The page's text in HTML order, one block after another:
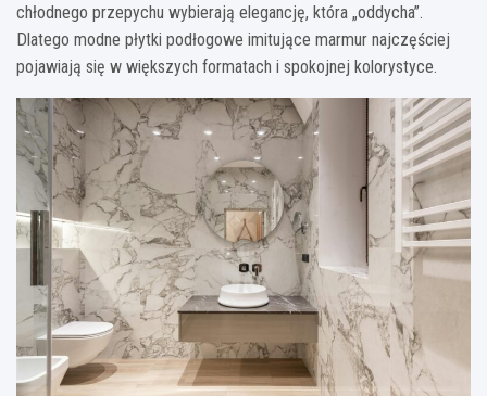
chłodnego przepychu wybierają elegancję, która „oddycha”.
Dlatego modne płytki podłogowe imitujące marmur najczęściej
pojawiają się w większych formatach i spokojnej kolorystyce.